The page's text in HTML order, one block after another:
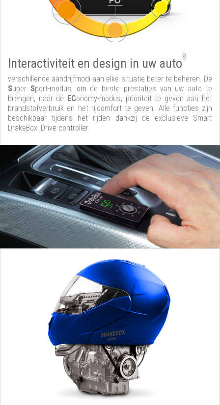
Interactiviteit en design in uw auto8
verschillende aandrijfmodi aan elke situatie beter te beheren. De
Super Sport-modus, om de beste prestaties van uw auto te
brengen, naar de EConomy-modus, prioriteit te geven aan het
brandstofverbruik en het rijcomfort te geven. Alle functies zijn
beschikbaar tijdens het rijden dankzij de exclusieve Smart
DrakeBox iDrive controller.